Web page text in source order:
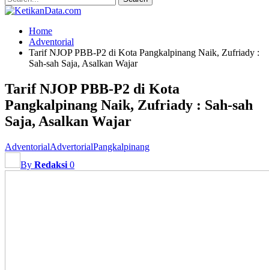
Home
Adventorial
Tarif NJOP PBB-P2 di Kota Pangkalpinang Naik, Zufriady :
Sah-sah Saja, Asalkan Wajar
Tarif NJOP PBB-P2 di Kota
Pangkalpinang Naik, Zufriady : Sah-sah
Saja, Asalkan Wajar
AdventorialAdvertorialPangkalpinang
By Redaksi 0